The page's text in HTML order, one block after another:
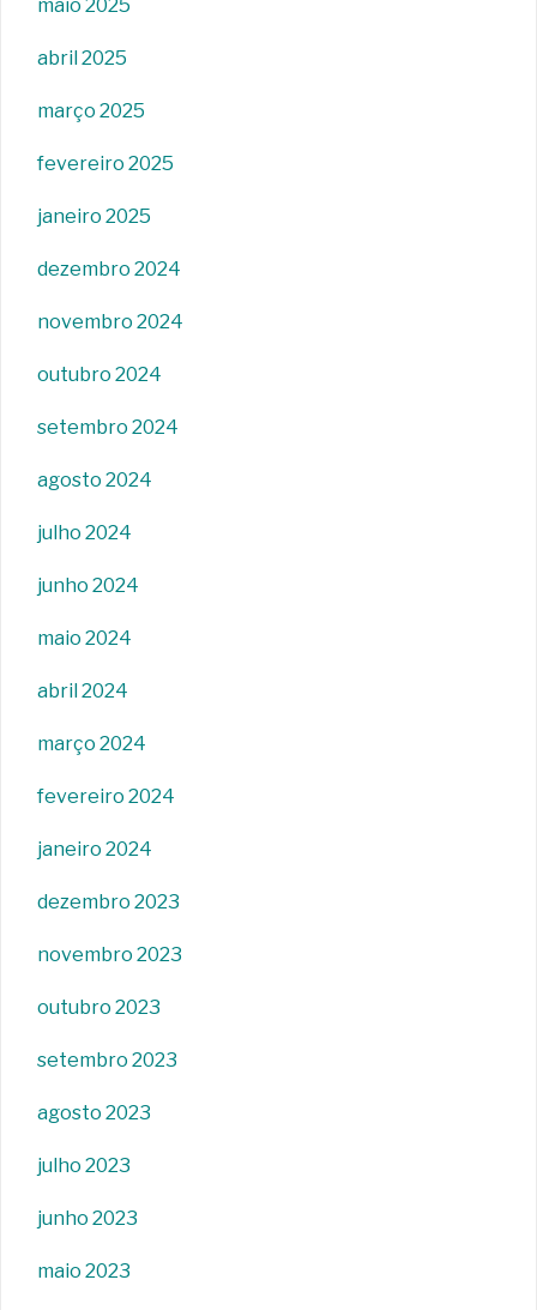
maio 2025
abril 2025
março 2025
fevereiro 2025
janeiro 2025
dezembro 2024
novembro 2024
outubro 2024
setembro 2024
agosto 2024
julho 2024
junho 2024
maio 2024
abril 2024
março 2024
fevereiro 2024
janeiro 2024
dezembro 2023
novembro 2023
outubro 2023
setembro 2023
agosto 2023
julho 2023
junho 2023
maio 2023